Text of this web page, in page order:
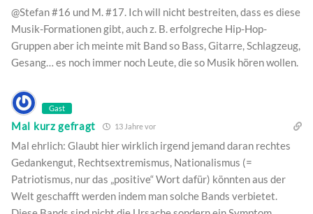
@Stefan #16 und M. #17. Ich will nicht bestreiten, dass es diese
Musik-Formationen gibt, auch z. B. erfolgreche Hip-Hop-
Gruppen aber ich meinte mit Band so Bass, Gitarre, Schlagzeug,
Gesang… es noch immer noch Leute, die so Musik hören wollen.
Gast
Mal kurz gefragt 13 Jahre vor
Mal ehrlich: Glaubt hier wirklich irgend jemand daran rechtes
Gedankengut, Rechtsextremismus, Nationalismus (=
Patriotismus, nur das „positive“ Wort dafür) könnten aus der
Welt geschafft werden indem man solche Bands verbietet.